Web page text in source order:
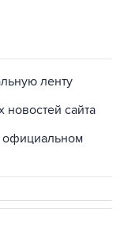
ленту
новостей сайта
официальном